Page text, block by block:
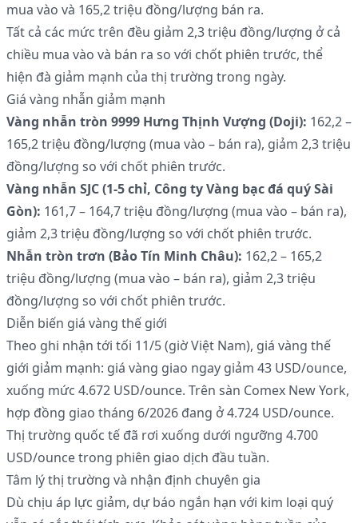
mua vào và 165,2 triệu đồng/lượng bán ra.
Tất cả các mức trên đều giảm 2,3 triệu đồng/lượng ở cả
chiều mua vào và bán ra so với chốt phiên trước, thể
hiện đà giảm mạnh của thị trường trong ngày.
Giá vàng nhẫn giảm mạnh
Vàng nhẫn tròn 9999 Hưng Thịnh Vượng (Doji): 162,2 –
165,2 triệu đồng/lượng (mua vào – bán ra), giảm 2,3 triệu
đồng/lượng so với chốt phiên trước.
Vàng nhẫn SJC (1-5 chỉ, Công ty Vàng bạc đá quý Sài
Gòn): 161,7 – 164,7 triệu đồng/lượng (mua vào – bán ra),
giảm 2,3 triệu đồng/lượng so với chốt phiên trước.
Nhẫn tròn trơn (Bảo Tín Minh Châu): 162,2 – 165,2
triệu đồng/lượng (mua vào – bán ra), giảm 2,3 triệu
đồng/lượng so với chốt phiên trước.
Diễn biến giá vàng thế giới
Theo ghi nhận tới tối 11/5 (giờ Việt Nam), giá vàng thế
giới giảm mạnh: giá vàng giao ngay giảm 43 USD/ounce,
xuống mức 4.672 USD/ounce. Trên sàn Comex New York,
hợp đồng giao tháng 6/2026 đang ở 4.724 USD/ounce.
Thị trường quốc tế đã rơi xuống dưới ngưỡng 4.700
USD/ounce trong phiên giao dịch đầu tuần.
Tâm lý thị trường và nhận định chuyên gia
Dù chịu áp lực giảm, dự báo ngắn hạn với kim loại quý